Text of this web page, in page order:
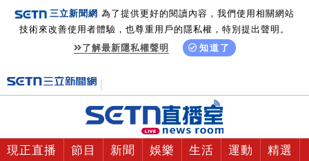
三立新聞網 為了提供更好的閱讀內容，我們使用相關網站
技術來改善使用者體驗，也尊重用戶的隱私權，特別提出聲明。
了解最新隱私權聲明
知道了
現正直播 節目 新聞 娛樂 生活 運動 精選